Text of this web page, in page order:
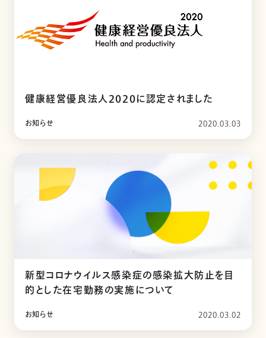
健康経営優良法人2020に認定されました
お知らせ 2020.03.03
新型コロナウイルス感染症の感染拡大防止を目
的とした在宅勤務の実施について
お知らせ 2020.03.02